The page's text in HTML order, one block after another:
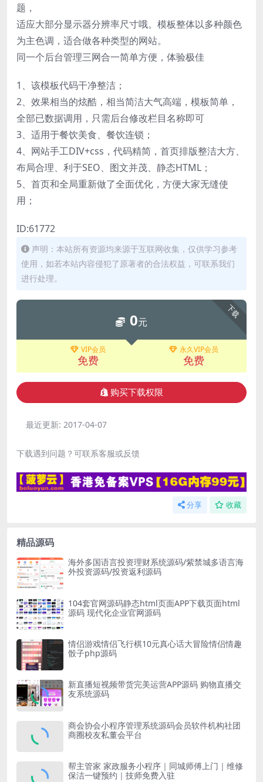
题，
适应大部分显示器分辨率尺寸哦。模板整体以多种颜色
为主色调，适合做各种类型的网站。
同一个后台管理三网合一简单方便，体验极佳
1、该模板代码干净整洁；
2、效果相当的炫酷，相当简洁大气高端，模板简单，
全部已数据调用，只需后台修改栏目名称即可
3、适用于餐饮美食、餐饮连锁；
4、网站手工DIV+css，代码精简，首页排版整洁大方、
布局合理、利于SEO、图文并茂、静态HTML；
5、首页和全局重新做了全面优化，方便大家无缝使
用；
ID:61772
声明：本站所有资源均来源于互联网收集，仅供学习参考
使用，如若本站内容侵犯了原著者的合法权益，可联系我们
进行处理。
下载
0元
VIP会员
免费
永久VIP会员
免费
购买下载权限
最近更新: 2017-04-07
下载遇到问题？可联系客服或反馈
分享 收藏
精品源码
海外多国语言投资理财系统源码/紫禁城多语言海
外投资源码/投资返利源码
104套官网源码静态html页面APP下载页面html
源码 现代化企业官网源码
情侣游戏情侣飞行棋10元真心话大冒险情侣情趣
骰子php源码
新直播短视频带货完美运营APP源码 购物直播交
友系统源码
商会协会小程序管理系统源码会员软件机构社团
商圈校友私董会平台
帮主管家 家政服务小程序｜同城师傅上门｜维修
保洁一键预约｜技师免费入驻